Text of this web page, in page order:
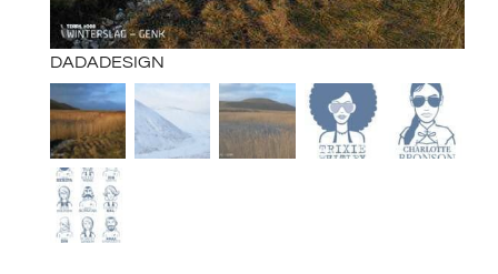
DADADESIGN